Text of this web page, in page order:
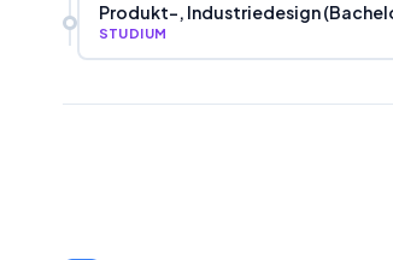
Produkt-, Industriedesign
STUDIUM